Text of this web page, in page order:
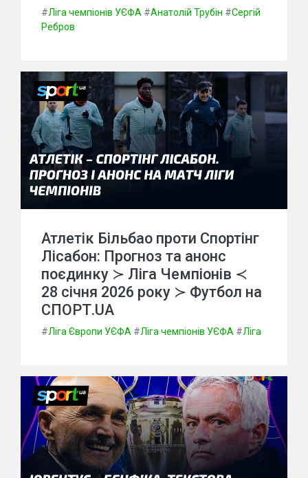
#Ліга чемпіонів УЄФА #Анатолій Трубін #Сергій
Ребров
Атлетік Більбао проти Спортінг
Лісабон: Прогноз та анонс
поєдинку ≻ Ліга Чемпіонів ≺
28 січня 2026 року ≻ Футбол на
СПОРТ.UA
#Ліга Європи УЄФА #Ліга чемпіонів УЄФА #Ліга